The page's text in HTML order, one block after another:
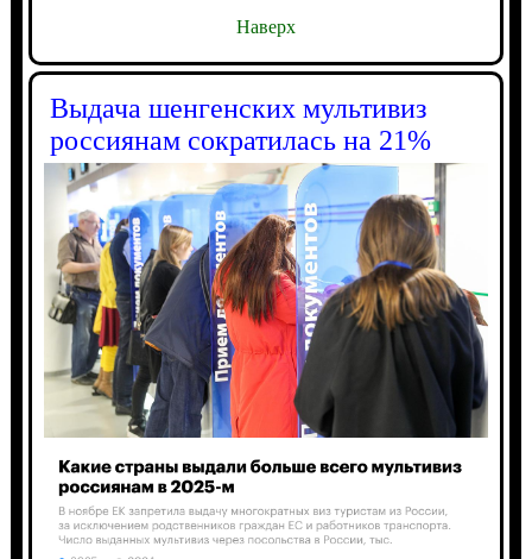
Наверх
Выдача шенгенских мультивиз
россиянам сократилась на 21%